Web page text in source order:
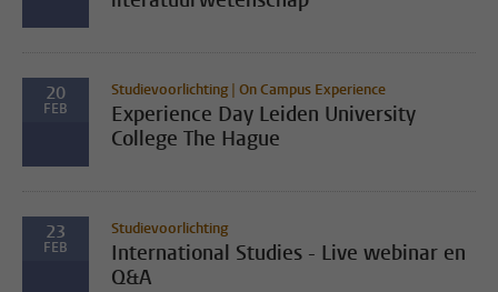
20
FEB
Studievoorlichting | On Campus Experience
Experience Day Leiden University
College The Hague
23
FEB
Studievoorlichting
International Studies - Live webinar en
Q&A